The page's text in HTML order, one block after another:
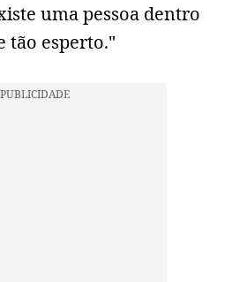
uma pessoa dentro
tão esperto."